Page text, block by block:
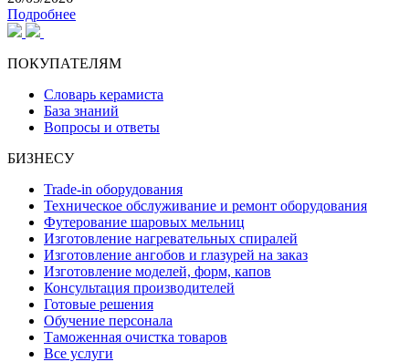
Подробнее
ПОКУПАТЕЛЯМ
Словарь керамиста
База знаний
Вопросы и ответы
БИЗНЕСУ
Trade-in оборудования
Техническое обслуживание и ремонт оборудования
Футерование шаровых мельниц
Изготовление нагревательных спиралей
Изготовление ангобов и глазурей на заказ
Изготовление моделей, форм, капов
Консультация производителей
Готовые решения
Обучение персонала
Таможенная очистка товаров
Все услуги